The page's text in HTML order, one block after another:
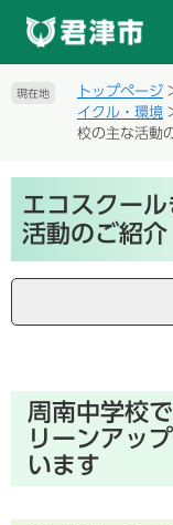
す
し
現在地 トップページ
イクル・環境
校の主な活動
文エコスクー
活動のご紹介
周南中学校
リーンアッ
います